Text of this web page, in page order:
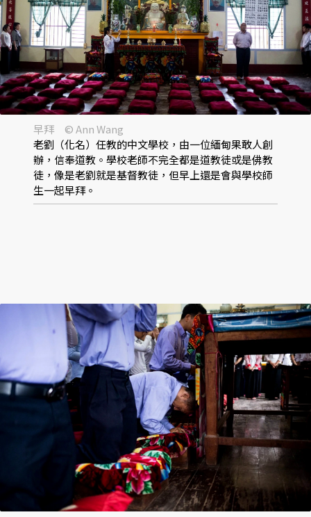
早拜 © Ann Wang
老劉（化名）任教的中文學校，由一位緬甸果敢人創
辦，信奉道教。學校老師不完全都是道教徒或是佛教
徒，像是老劉就是基督教徒，但早上還是會與學校師
生一起早拜。